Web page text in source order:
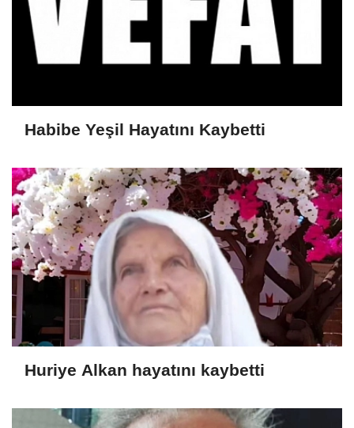
Habibe Yeşil Hayatını Kaybetti
Huriye Alkan hayatını kaybetti